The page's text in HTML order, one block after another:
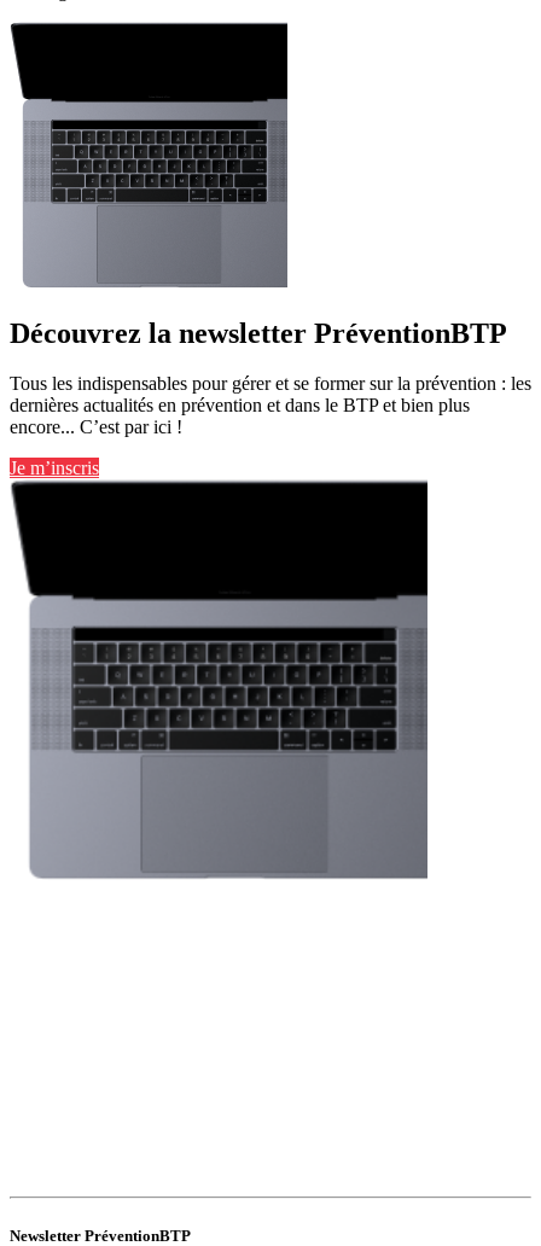
Découvrez la newsletter PréventionBTP
Tous les indispensables pour gérer et se former sur la prévention : les
dernières actualités en prévention et dans le BTP et bien plus
encore... C’est par ici !
Je m’inscris
Newsletter PréventionBTP